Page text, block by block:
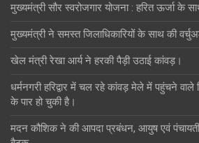
मुख्यमंत्री सौर स्वरोजगार योजना : हरित ऊर्जा के
मुख्यमंत्री ने समस्त जिलाधिकारियों के साथ की
खेल मंत्री रेखा आर्य ने हरकी पैड़ी उठाई कांवड़।
धर्मनगरी हरिद्वार में चल रहे कांवड़ मेले में पहुंचने
के पार हो चुकी है।
मदन कौशिक ने की आपदा प्रबंधन, आयुष एवं पंचायती